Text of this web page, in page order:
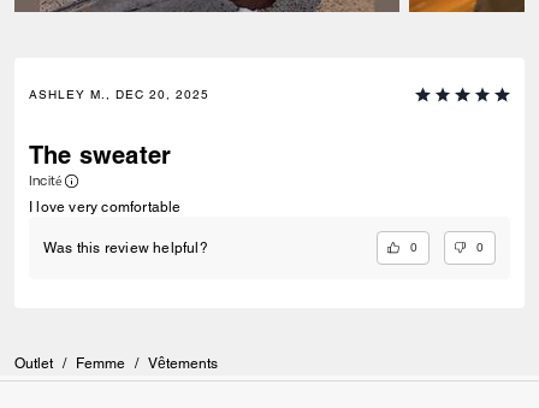
ASHLEY M., DEC 20, 2025
The sweater
Incité
I love very comfortable
Was this review helpful? 0 0
Outlet / Femme / Vêtements